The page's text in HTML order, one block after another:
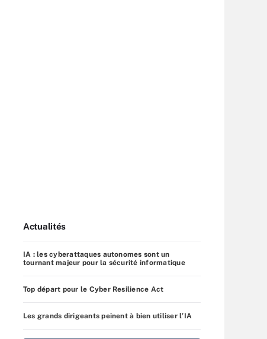
Actualités
IA : les cyberattaques autonomes sont un
tournant majeur pour la sécurité informatique
Top départ pour le Cyber Resilience Act
Les grands dirigeants peinent à bien utiliser l’IA